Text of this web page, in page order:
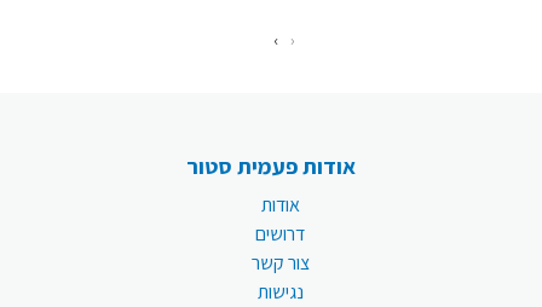
‹
›
אודות פעמית סטור
אודות
דרושים
צור קשר
נגישות